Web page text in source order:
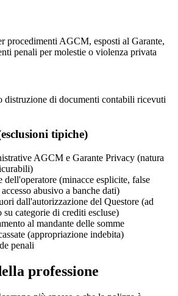
procedimenti AGCM, esposti al Garante,
penali per molestie o violenza privata
distruzione di documenti contabili ricevuti
tipiche)
AGCM e Garante Privacy (natura
dell'operatore (minacce esplicite, false
abusivo a banche dati)
dall'autorizzazione del Questore (ad
su categorie di crediti escluse)
al mandante delle somme
(appropriazione indebita)
penali
professione